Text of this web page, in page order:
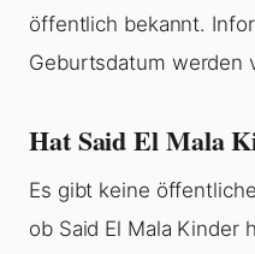
öffentlich bekannt.
Geburtsdatum werden
Hat Said El Mala
Es gibt keine
ob Said El Mala Kinder